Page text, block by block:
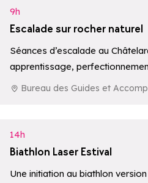
9h
Escalade sur rocher naturel
Séances d’escalade au
apprentissage,
sur rocher naturel.
Bureau des Guides et Accompagnateurs de La Rosière
14h
Biathlon Laser Estival
Une initiation au biathlon